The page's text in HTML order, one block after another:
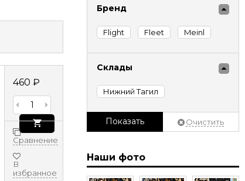
460 ₽
Сравнение
В
избранное
Бренд
Flight Fleet Meinl
Склады
Нижний Тагил
Показать Очистить
Наши фото